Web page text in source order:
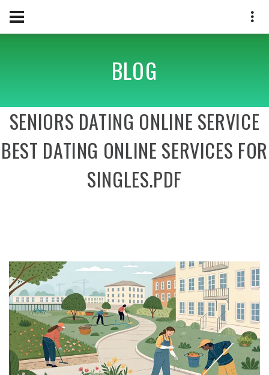
BLOG
SENIORS DATING ONLINE SERVICE
BEST DATING ONLINE SERVICES FOR
SINGLES.PDF